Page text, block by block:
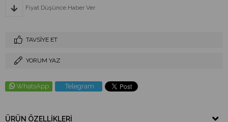
Fiyat Düşünce Haber Ver
TAVSIYE ET
YORUM YAZ
WhatsApp Telegram
ÜRÜN ÖZELLIKLERI